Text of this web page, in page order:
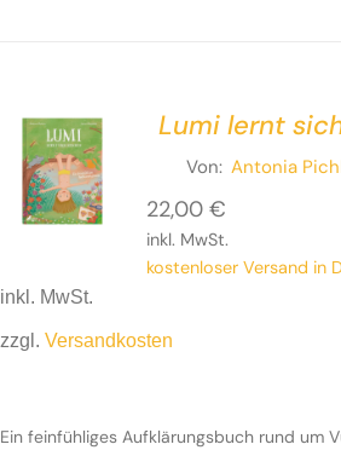
Lumi lernt
feinfühliges
Von: Antonia
22,00 €
inkl. MwSt.
kostenloser Versand in
inkl. MwSt.
zzgl. Versandkosten
Ein feinfühliges Aufklärungsbuch rund um